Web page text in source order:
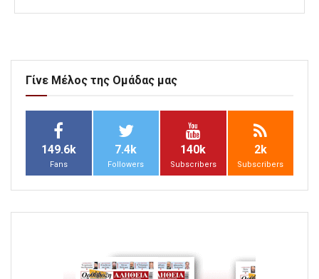
Γίνε Μέλος της Ομάδας μας
149.6k
Fans
7.4k
Followers
140k
Subscribers
2k
Subscribers